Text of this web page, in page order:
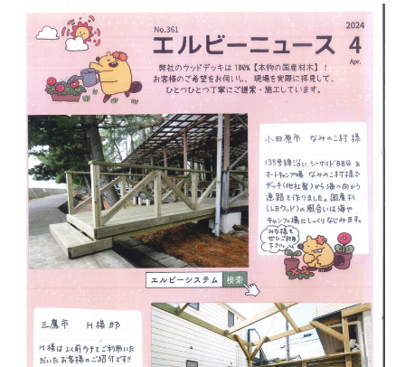
ュ
ー
ス
2024/5
横
浜
市
青
葉
区
ウ
ッ
ド
デ
ッ
キ
施
工